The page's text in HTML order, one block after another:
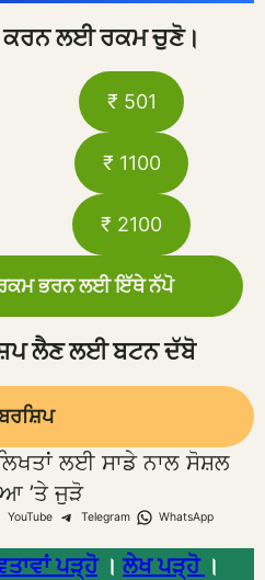
ਕਰਨ ਲਈ ਰਕਮ ਚੁਣੋ।
₹ 501
₹ 1100
₹ 2100
ਭਰਨ ਲਈ ਇੱਥੇ ਨੱਪੋ
ਲੈਣ ਲਈ ਬਟਨ ਦੱਬੋ
ਲਈ ਸਾਡੇ ਨਾਲ ਸੋਸ਼ਲ
’ਤੇ ਜੁੜੋ
YouTube Telegram WhatsApp
ਪੜ੍ਹੋ।ਲੇਖ ਪੜ੍ਹੋ ।